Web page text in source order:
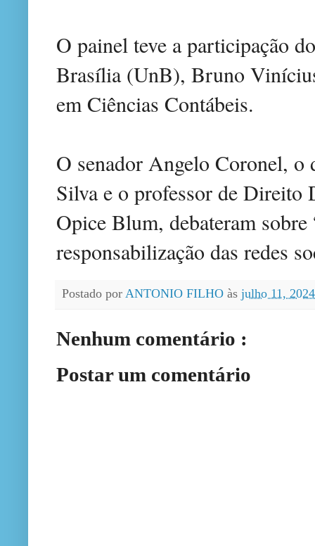
O painel teve a participação
Brasília (UnB), Bruno
em Ciências Contábeis.
O senador Angelo Coronel, o
Silva e o professor de Direito
Opice Blum, debateram sobre
responsabilização das redes
Postado por ANTONIO FILHO às julho 11,
Nenhum comentário :
Postar um comentário